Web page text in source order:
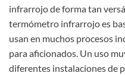
infrarrojo de forma tan
termómetro infrarrojo es
usan en muchos procesos
para aficionados. Un uso
diferentes instalaciones de